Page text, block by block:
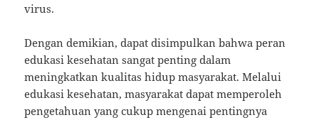
virus.
Dengan demikian, dapat disimpulkan bahwa peran
edukasi kesehatan sangat penting dalam
meningkatkan kualitas hidup masyarakat. Melalui
edukasi kesehatan, masyarakat dapat memperoleh
pengetahuan yang cukup mengenai pentingnya